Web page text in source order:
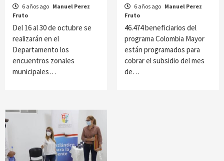
6 años ago Manuel Perez
Fruto
Del 16 al 30 de octubre se
realizarán en el
Departamento los
encuentros zonales
municipales…
6 años ago Manuel Perez
Fruto
46.474 beneficiarios del
programa Colombia Mayor
están programados para
cobrar el subsidio del mes
de…